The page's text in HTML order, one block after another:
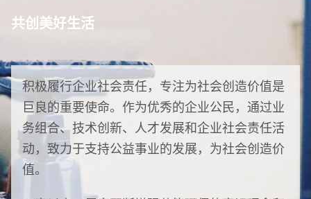
共创美好生活
积极履行企业社会责任，专注为社会创造价值是
巨良的重要使命。作为优秀的企业公民，通过业
务组合、技术创新、人才发展和企业社会责任活
动，致力于支持公益事业的发展，为社会创造价
值。